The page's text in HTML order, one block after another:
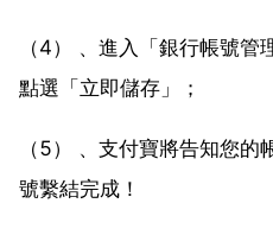
（4） 、進入「銀行帳號
點選「立即儲存」；
（5） 、支付寶將告知您
號繫結完成！